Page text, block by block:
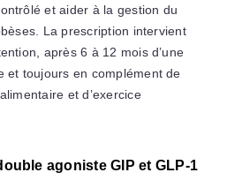
et aider à la gestion du
La prescription intervient
après 6 à 12 mois d’une
et toujours en complément de
et d’exercice
agoniste GIP et GLP-1